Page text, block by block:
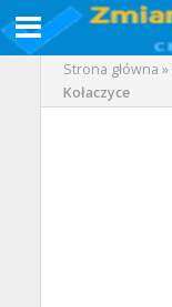
Strona główna »
Kołaczyce